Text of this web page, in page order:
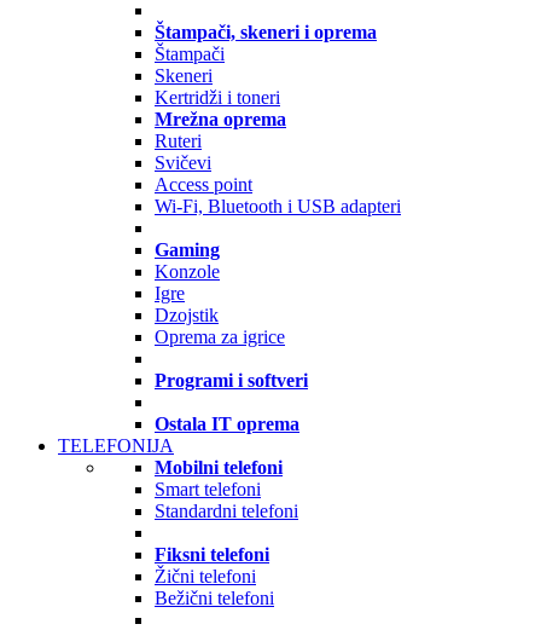
Štampači, skeneri i oprema
Štampači
Skeneri
Kertridži i toneri
Mrežna oprema
Ruteri
Svičevi
Access point
Wi-Fi, Bluetooth i USB adapteri
Gaming
Konzole
Igre
Dzojstik
Oprema za igrice
Programi i softveri
Ostala IT oprema
TELEFONIJA
Mobilni telefoni
Smart telefoni
Standardni telefoni
Fiksni telefoni
Žični telefoni
Bežični telefoni